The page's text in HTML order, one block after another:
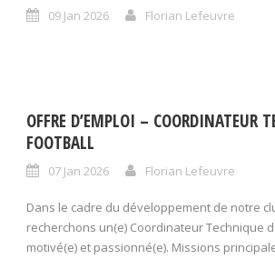
09 Jan 2026
Florian Lefeuvre
OFFRE D’EMPLOI – COORDINATEUR
FOOTBALL
07 Jan 2026 Florian Lefeuvre
Dans le cadre du développement de notre
recherchons un(e) Coordinateur Technique
motivé(e) et passionné(e). Missions